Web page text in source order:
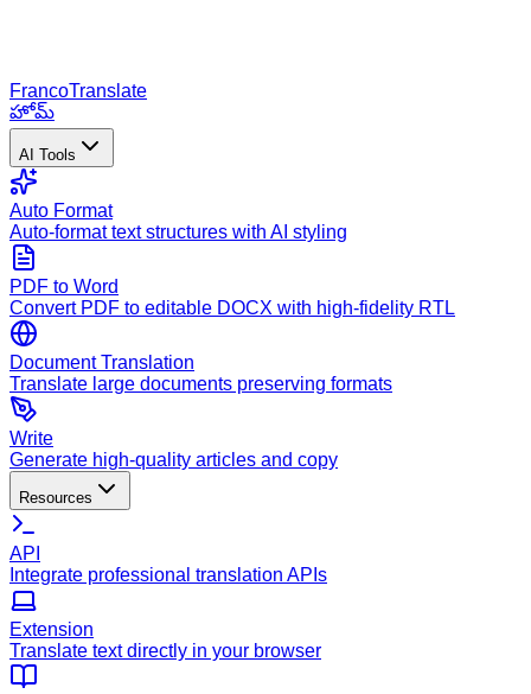
FrancoTranslate
హోమ్
AI Tools
Auto Format
Auto-format text structures with AI styling
PDF to Word
Convert PDF to editable DOCX with high-fidelity RTL
Document Translation
Translate large documents preserving formats
Write
Generate high-quality articles and copy
Resources
API
Integrate professional translation APIs
Extension
Translate text directly in your browser